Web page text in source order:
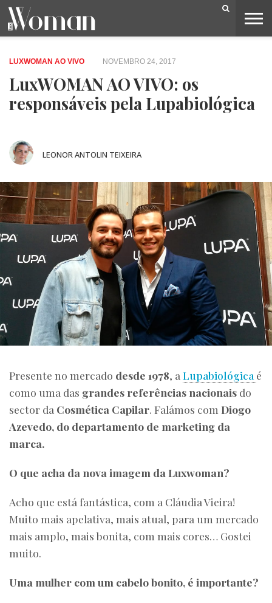
BELEZA
CAPA
LIFESTYLE
MODA
OPINIÃO
PESSOAS
SOCIEDADE
VIDEOS
LUXWOMAN AO VIVO NOVEMBRO 24, 2017
LuxWOMAN AO VIVO: os
responsáveis pela Lupabiológica
LEONOR ANTOLIN TEIXEIRA
Presente no mercado desde 1978, a Lupabiológica é
como uma das grandes referências nacionais do
sector da Cosmética Capilar. Falámos com Diogo
Azevedo, do departamento de marketing da
marca.
O que acha da nova imagem da Luxwoman?
Acho que está fantástica, com a Cláudia Vieira!
Muito mais apelativa, mais atual, para um mercado
mais amplo, mais bonita, com mais cores… Gostei
muito.
Uma mulher com um cabelo bonito, é importante?